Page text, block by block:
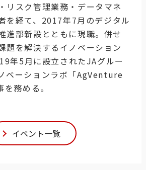
リスク管理業務・データマネ
を経て、2017年7月のデジタル
進部新設とともに現職。併せ
題を解決するイノベーション
年5月に設立されたJAグルー
ベーションラボ「AgVenture
務める。
イベント一覧